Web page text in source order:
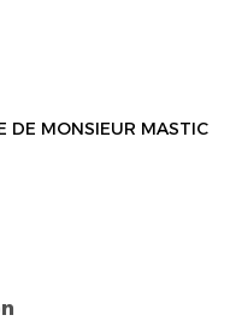
DE MONSIEUR MASTIC